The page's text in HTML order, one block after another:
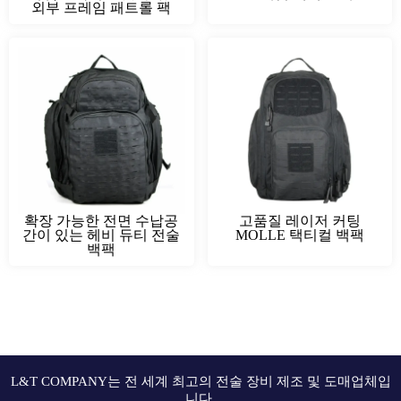
외부 프레임 패트롤 팩
확장 가능한 전면 수납공
간이 있는 헤비 듀티 전술
백팩
고품질 레이저 커팅
MOLLE 택티컬 백팩
L&T COMPANY는 전 세계 최고의 전술 장비 제조 및 도매업체입